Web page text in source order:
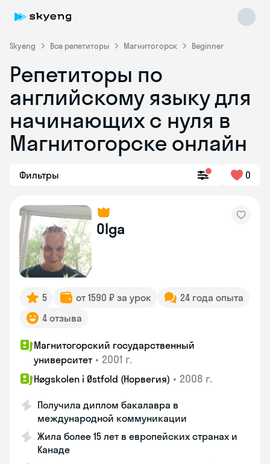
Skyeng Все репетиторы Магнитогорск Beginner
Репетиторы по
английскому языку для
начинающих с нуля в
Магнитогорске онлайн
Фильтры 0
Olga
5 от 1590 ₽ за урок
24 года опыта
4 отзыва
Магнитогорский государственный
университет • 2001 г.
Høgskolen i Østfold (Норвегия) • 2008 г.
Получила диплом бакалавра в
международной коммуникации
Жила более 15 лет в европейских странах и
Канаде